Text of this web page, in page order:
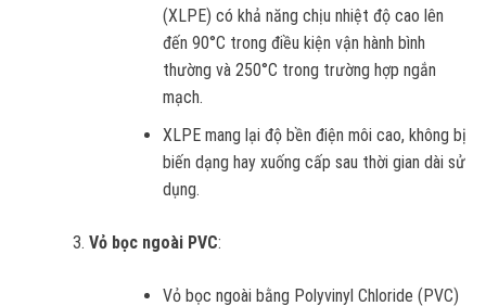
(XLPE) có khả năng chịu nhiệt độ cao lên
đến 90°C trong điều kiện vận hành bình
thường và 250°C trong trường hợp ngắn
mạch.
XLPE mang lại độ bền điện môi cao, không bị
biến dạng hay xuống cấp sau thời gian dài sử
dụng.
Vỏ bọc ngoài PVC:
Vỏ bọc ngoài bằng Polyvinyl Chloride (PVC)